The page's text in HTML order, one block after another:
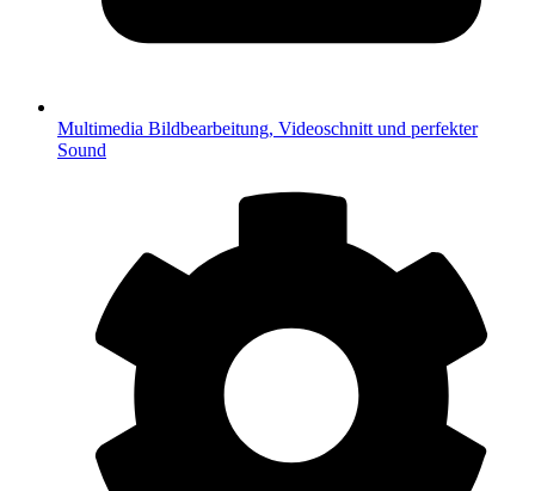
Multimedia Bildbearbeitung, Videoschnitt und perfekter
Sound